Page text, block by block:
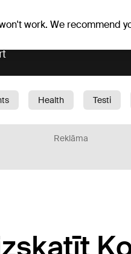
work. We recommend
Health Testi
Reklāma